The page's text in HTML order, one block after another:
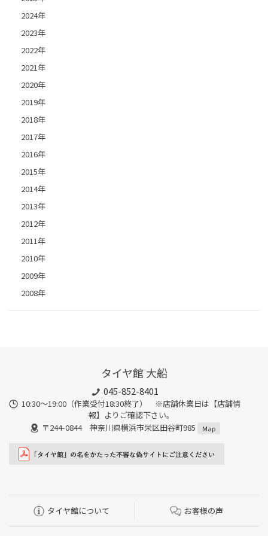
2024年
2023年
2022年
2021年
2020年
2019年
2018年
2017年
2016年
2015年
2014年
2013年
2012年
2011年
2010年
2009年
2008年
タイヤ館 大船
045-852-8401
10:30～19:00（作業受付18:30終了） ※店舗休業日は【店舗情
報】よりご確認下さい。
〒244-0844 神奈川県横浜市栄区田谷町985
Map
タイヤ館について お客様の声